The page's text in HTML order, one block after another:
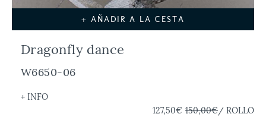
+ AÑADIR A LA CESTA
Dragonfly dance
W6650-06
+ INFO
127,50€ 150,00€/ ROLLO